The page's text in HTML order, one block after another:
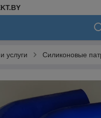
услуги Силиконовые